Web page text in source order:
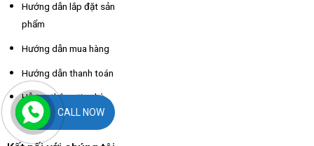
Hướng dẫn lắp đặt sản
phẩm
Hướng dẫn mua hàng
Hướng dẫn thanh toán
Hỗ trợ thông tin nhà
xe các tỉnhCALL NOW